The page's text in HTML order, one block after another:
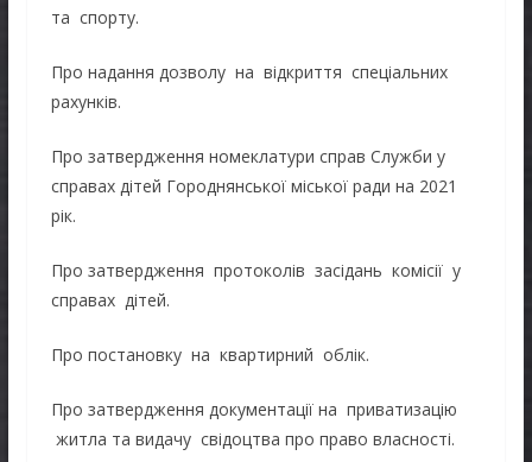
та спорту.
Про надання дозволу на відкриття спеціальних
рахунків.
Про затвердження номеклатури справ Служби у
справах дітей Городнянської міської ради на 2021
рік.
Про затвердження протоколів засідань комісії у
справах дітей.
Про постановку на квартирний облік.
Про затвердження документації на приватизацію
житла та видачу свідоцтва про право власності.